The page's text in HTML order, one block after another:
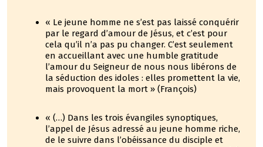
« Le jeune homme ne s’est pas laissé conquérir
par le regard d’amour de Jésus, et c’est pour
cela qu’il n’a pas pu changer. C’est seulement
en accueillant avec une humble gratitude
l’amour du Seigneur de nous nous libérons de
la séduction des idoles : elles promettent la vie,
mais provoquent la mort » (François)
« (…) Dans les trois évangiles synoptiques,
l’appel de Jésus adressé au jeune homme riche,
de le suivre dans l’obéissance du disciple et